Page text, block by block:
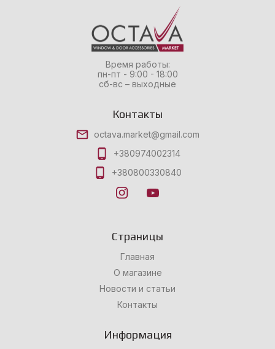
Время работы:
пн-пт - 9:00 - 18:00
сб-вс – выходные
Контакты
octava.market@gmail.com
+380974002314
+380800330840
Страницы
Главная
О магазине
Новости и статьи
Контакты
Информация